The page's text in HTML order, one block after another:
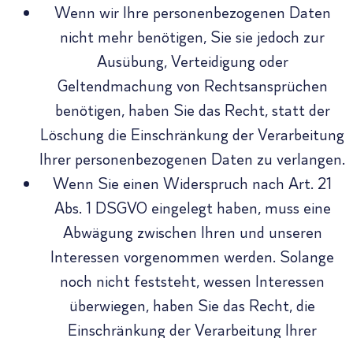
Wenn wir Ihre personenbezogenen Daten
nicht mehr benötigen, Sie sie jedoch zur
Ausübung, Verteidigung oder
Geltendmachung von Rechtsansprüchen
benötigen, haben Sie das Recht, statt der
Löschung die Einschränkung der Verarbeitung
Ihrer personenbezogenen Daten zu verlangen.
Wenn Sie einen Widerspruch nach Art. 21
Abs. 1 DSGVO eingelegt haben, muss eine
Abwägung zwischen Ihren und unseren
Interessen vorgenommen werden. Solange
noch nicht feststeht, wessen Interessen
überwiegen, haben Sie das Recht, die
Einschränkung der Verarbeitung Ihrer